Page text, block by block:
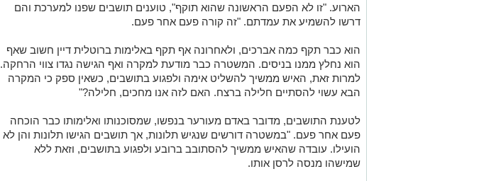
הארוע. "זו לא הפעם הראשונה שהוא תוקף", טוענים תושבים שפנו למערכת והם
דרשו להשמיע את עמדתם. "זה קורה פעם אחר פעם.
הוא כבר תקף כמה אברכים, ולאחרונה אף תקף באלימות ברוטלית דיין חשוב שאף
הוא נחלץ ממנו בניסים. המשטרה כבר מודעת למקרה ואף הגישה נגדו צווי הרחקה.
למרות זאת, האיש ממשיך להשליט אימה ולפגוע בתושבים, כשאין ספק כי המקרה
הבא עשוי להסתיים חלילה ברצח. האם לזה אנו מחכים, חלילה?"
לטענת התושבים, מדובר באדם מעורער בנפשו, שמסוכנותו ואלימותו כבר הוכחה
פעם אחר פעם. "במשטרה דורשים שנגיש תלונות, אך תושבים הגישו תלונות והן לא
הועילו. עובדה שהאיש ממשיך להסתובב ברובע ולפגוע בתושבים, וזאת ללא
שמישהו מנסה לרסן אותו.